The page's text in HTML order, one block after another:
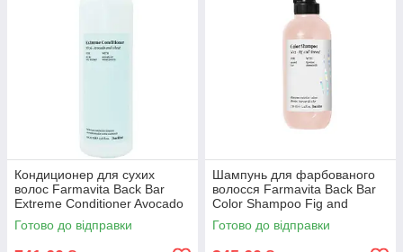
Кондиционер для сухих
волос Farmavita Back Bar
Extreme Conditioner Avocado
and Wheat №6 1000 мл
Готово до відправки
Шампунь для фарбованого
волосся Farmavita Back Bar
Color Shampoo Fig and
Almond No1 250 мл
Готово до відправки